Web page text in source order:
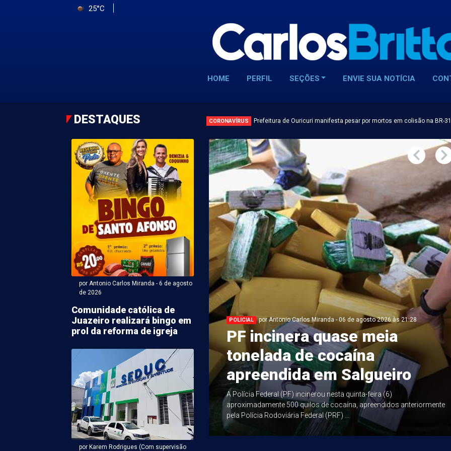
25°C
HOME PERFIL SEÇÕES ENVIE SUA NOTÍCIA
DESTAQUES CORONAVÍRUS Prefeitura de Ouricuri manifesta pesar por mortos em colisão na BR-
por Antonio Carlos Miranda - 6 de agosto
de 2026
Comunidade católica de
Juazeiro realizará bingo em
prol da reforma de igreja
por Karem Rodrigues (Com supervisão
Carlos Miranda - 06 de agosto 2026 às 18:50
a vice de João
tem maior
de bens em PE
governador de Pernambuco pela Frente Popular,
declarou R$ 3,7 milhões em bens à
POLICIAL por Antonio Carlos Miranda - 06 de agosto 2026 às 21:28
PF incinera quase meia
tonelada de cocaína
apreendida em Salgueiro
A Polícia Federal (PF) incinerou nesta quinta-feira (6)
aproximadamente 500 quilos de cocaína, apreendidos anteriormente
pela Polícia Rodoviária Federal (PRF) ...